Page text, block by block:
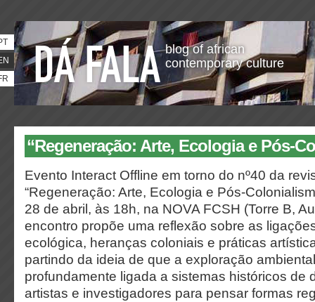
blog of african
contemporary culture
“Regeneração: Arte, Ecologia e Pós-
Evento Interact Offline em torno do nº40 da
“Regeneração: Arte, Ecologia e Pós-
28 de abril, às 18h, na NOVA FCSH (Torre B,
encontro propõe uma reflexão sobre as
ecológica, heranças coloniais e práticas
partindo da ideia de que a exploração
profundamente ligada a sistemas históricos de
artistas e investigadores para pensar formas